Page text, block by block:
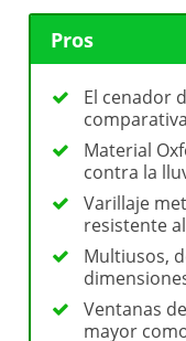
Pros
El cenador
comparativa
Material
contra la
Varillaje
resistente
Multiusos,
Ventanas
mayor